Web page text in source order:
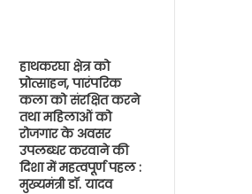
हाथकरघा क्षेत्र को
प्रोत्साहन, पारंपरिक
कला को संरक्षित करने
तथा महिलाओं को
रोजगार के अवसर
उपलब्धर करवाने की
दिशा में महत्वपूर्ण पहल :
मुख्यमंत्री डॉ. यादव